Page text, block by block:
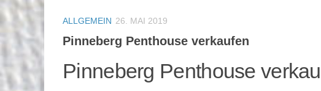
ALLGEMEIN 26. MAI 2019
Pinneberg Penthouse verkaufen
Pinneberg Penthouse